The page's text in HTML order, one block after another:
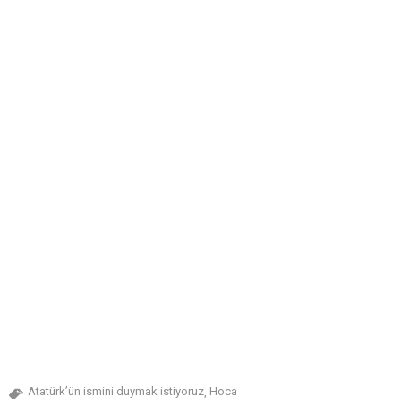
Atatürk’ün ismini duymak istiyoruz, Hoca